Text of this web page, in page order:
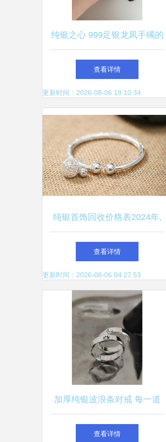
纯银之心 999足银龙凤手镯的
浪漫与传承
查看详情
更新时间：2026-08-06 19:10:34
纯银首饰回收价格表2024年,
纯银首饰怎么回收?
查看详情
更新时间：2026-08-06 04:27:53
加厚纯银波浪条对戒 每一道
曲线，都是轻盈的永恒
查看详情